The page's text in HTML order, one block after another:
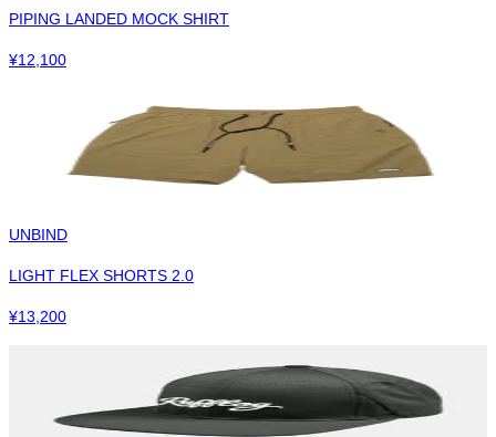
PIPING LANDED MOCK SHIRT
¥12,100
UNBIND
LIGHT FLEX SHORTS 2.0
¥13,200